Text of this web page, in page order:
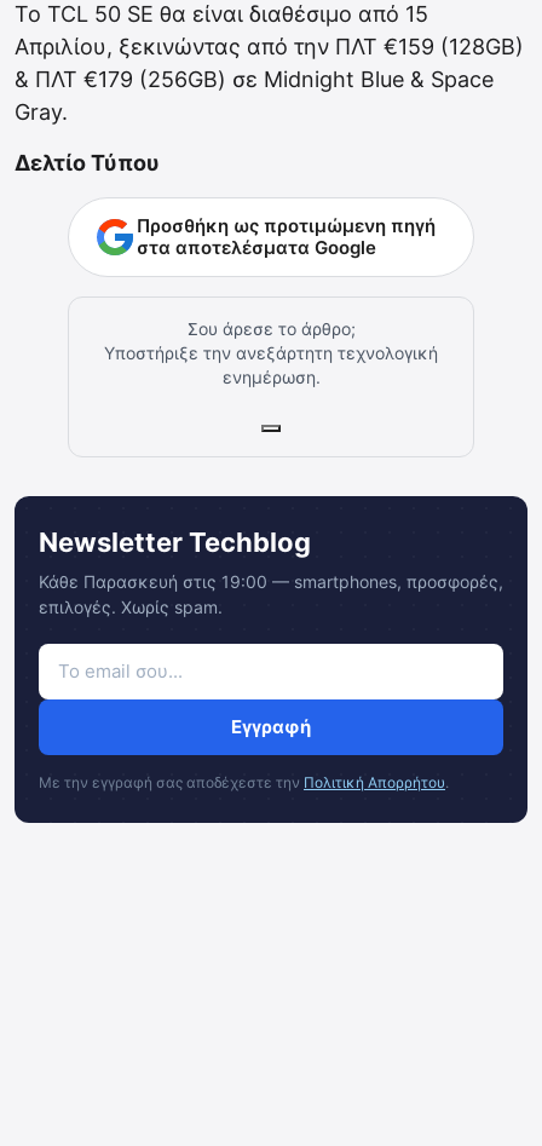
Το TCL 50 SE θα είναι διαθέσιμο από 15
Απριλίου, ξεκινώντας από την ΠΛΤ €159 (128GB)
& ΠΛΤ €179 (256GB) σε Midnight Blue & Space
Gray.
Δελτίο Τύπου
Προσθήκη ως προτιμώμενη πηγή
στα αποτελέσματα Google
Σου άρεσε το άρθρο;
Υποστήριξε την ανεξάρτητη τεχνολογική
ενημέρωση.
Newsletter Techblog
Κάθε Παρασκευή στις 19:00 — smartphones, προσφορές,
επιλογές. Χωρίς spam.
Εγγραφή
Με την εγγραφή σας αποδέχεστε την Πολιτική Απορρήτου.